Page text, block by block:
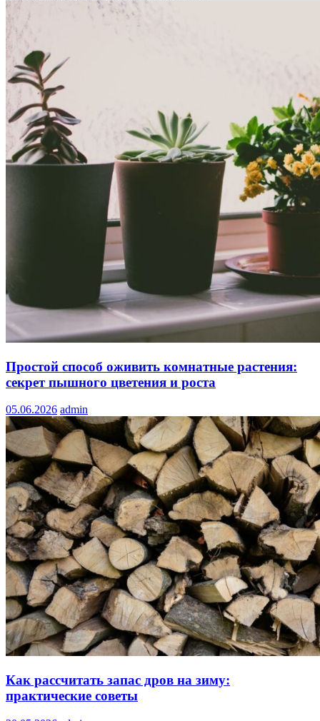
Простой способ оживить комнатные растения:
секрет пышного цветения и роста
05.06.2026 admin
Как рассчитать запас дров на зиму:
практические советы